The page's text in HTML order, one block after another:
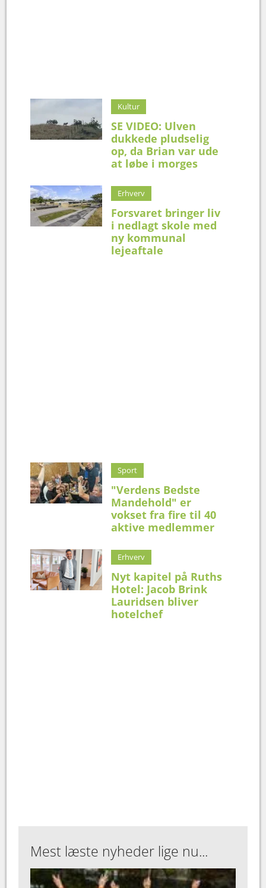
Kultur
SE VIDEO: Ulven
dukkede pludselig
op, da Brian var ude
at løbe i morges
Erhverv
Forsvaret bringer liv
i nedlagt skole med
ny kommunal
lejeaftale
Sport
"Verdens Bedste
Mandehold" er
vokset fra fire til 40
aktive medlemmer
Erhverv
Nyt kapitel på Ruths
Hotel: Jacob Brink
Lauridsen bliver
hotelchef
Mest læste nyheder lige nu...